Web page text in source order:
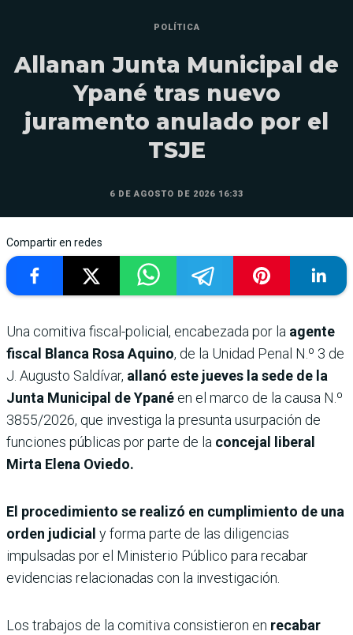
POLÍTICA
Allanan Junta Municipal de
Ypané tras nuevo
juramento anulado por el
TSJE
6 DE AGOSTO DE 2026 16:33
Compartir en redes
Una comitiva fiscal-policial, encabezada por la agente
fiscal Blanca Rosa Aquino, de la Unidad Penal N.º 3 de
J. Augusto Saldívar, allanó este jueves la sede de la
Junta Municipal de Ypané en el marco de la causa N.º
3855/2026, que investiga la presunta usurpación de
funciones públicas por parte de la concejal liberal
Mirta Elena Oviedo.
El procedimiento se realizó en cumplimiento de una
orden judicial y forma parte de las diligencias
impulsadas por el Ministerio Público para recabar
evidencias relacionadas con la investigación.
Los trabajos de la comitiva consistieron en recabar